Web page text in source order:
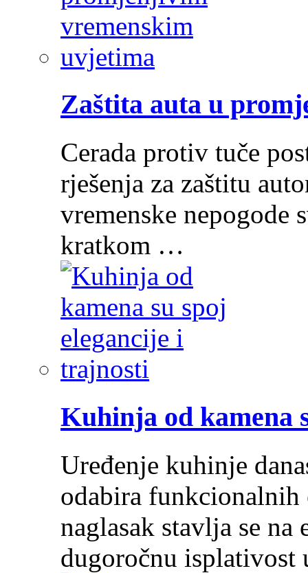
Zaštita auta u
Cerada protiv tuče
rješenja za zaštitu
vremenske nepogode
kratkom …
Kuhinja od kamena
Uređenje kuhinje
odabira funkcionalnih
naglasak stavlja se
dugoročnu